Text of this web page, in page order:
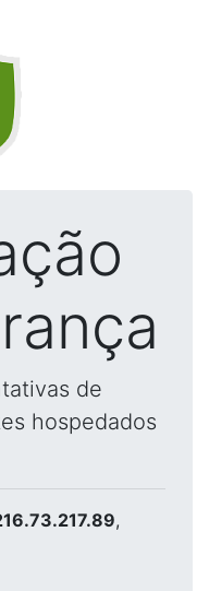
de
hospedados
,